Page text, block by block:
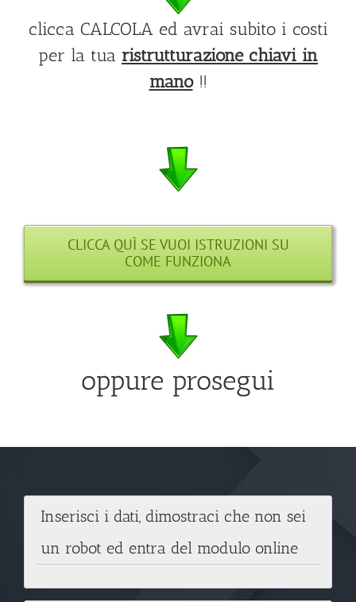
clicca CALCOLA ed avrai subito i costi
per la tua ristrutturazione chiavi in
mano !!
CLICCA QUÌ SE VUOI ISTRUZIONI SU
COME FUNZIONA
oppure prosegui
Inserisci i dati, dimostraci che non sei
un robot ed entra del modulo online